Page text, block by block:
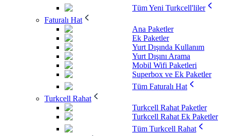
Tüm Yeni Turkcell'liler
Faturalı Hat
Ana Paketler
Ek Paketler
Yurt Dışında Kullanım
Yurt Dışını Arama
Mobil Wifi Paketleri
Superbox ve Ek Paketler
Tüm Faturalı Hat
Turkcell Rahat
Turkcell Rahat Paketler
Turkcell Rahat Ek Paketler
Tüm Turkcell Rahat